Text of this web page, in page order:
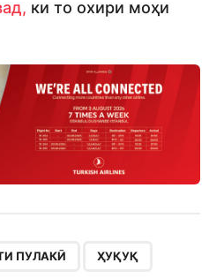
ки то охири моҳи
ПУЛАКӢ ҲУҚУҚ